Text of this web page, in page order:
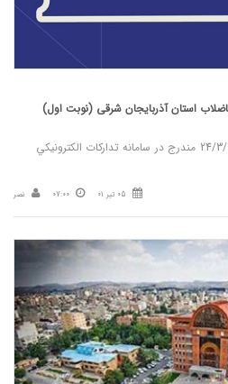
استان آذربایجان شرقی (نوبت اول)
شماره ۲۰۰۵۰۰۱۴۰۳۰۰۰۰۶۰ مورخ24/3/1405 مندرج در سامانه تدارکات الکترونيکي
05 تیر 01 07:00 نصر